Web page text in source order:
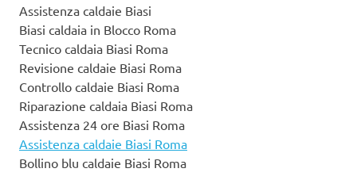
Assistenza caldaie Biasi
Biasi caldaia in Blocco Roma
Tecnico caldaia Biasi Roma
Revisione caldaie Biasi Roma
Controllo caldaie Biasi Roma
Riparazione caldaia Biasi Roma
Assistenza 24 ore Biasi Roma
Assistenza caldaie Biasi Roma
Bollino blu caldaie Biasi Roma